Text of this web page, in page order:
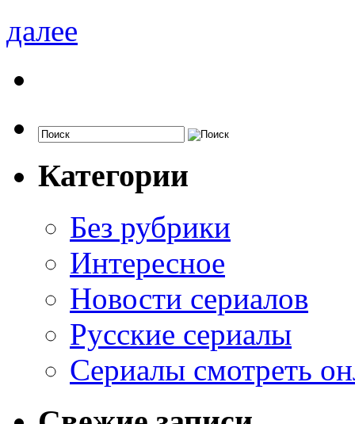
далее
Категории
Без рубрики
Интересное
Новости сериалов
Русские сериалы
Сериалы смотреть